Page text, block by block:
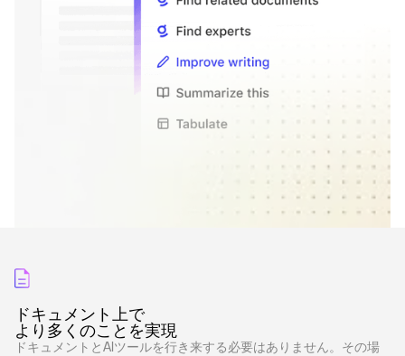
ドキュメント上で
より多くのことを実現
ドキュメントとAIツールを行き来する必要はありません。その場